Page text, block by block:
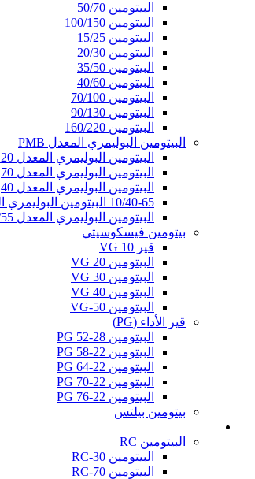
البيتومين 50/70
البيتومين 100/150
البيتومين 15/25
البيتومين 20/30
البيتومين 35/50
البيتومين 40/60
البيتومين 70/100
البيتومين 90/130
البيتومين 160/220
البيتومين البوليمري المعدل PMB
البيتومين البوليمري المعدل 120
البيتومين البوليمري المعدل 70
البيتومين البوليمري المعدل 40
10/40-65 البيتومين البوليمري المعدل
البيتومين البوليمري المعدل 25/55-60
بيتومين فيسكوسيتي
قير VG 10
البيتومين VG 20
البيتومين VG 30
البيتومين VG 40
البيتومين VG-50
قير الأداء (PG)
البيتومين PG 52-28
البيتومين PG 58-22
البيتومين PG 64-22
البيتومين PG 70-22
البيتومين PG 76-22
بيتومين بيلتس
البيتومين RC
البيتومين RC-30
البيتومين RC-70